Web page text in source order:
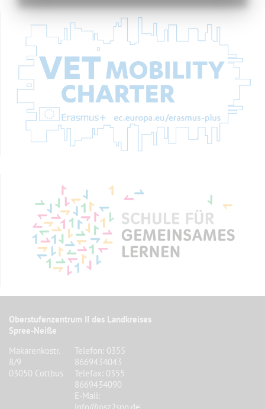
Oberstufenzentrum II des Landkreises
Spree-Neiße
Makarenkostr.
8/9
03050 Cottbus
Telefon: 0355
8669434043
Telefax: 0355
8669434090
E-Mail: